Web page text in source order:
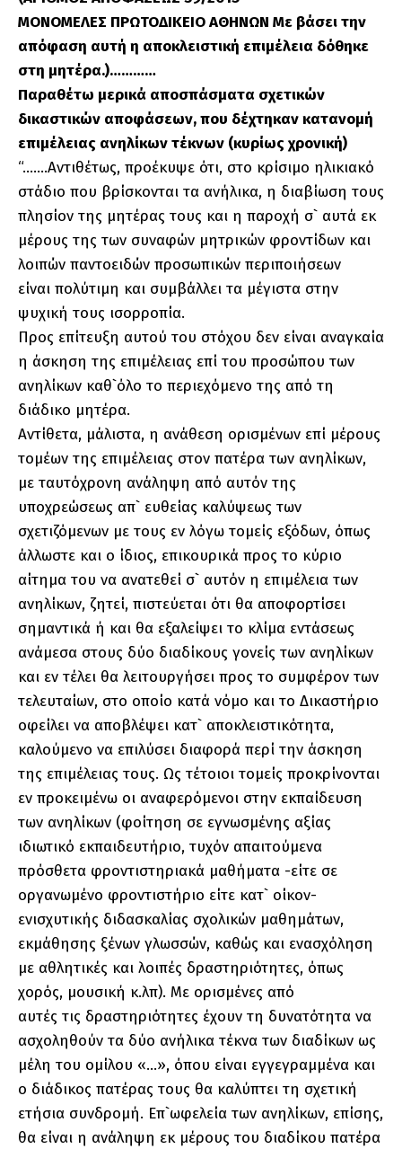
ΜΟΝΟΜΕΛΕΣ ΠΡΩΤΟΔΙΚΕΙΟ ΑΘΗΝΩΝ Με βάσει την
απόφαση αυτή η αποκλειστική επιμέλεια δόθηκε
στη μητέρα.)…………
Παραθέτω μερικά αποσπάσματα σχετικών
δικαστικών αποφάσεων, που δέχτηκαν κατανομή
επιμέλειας ανηλίκων τέκνων (κυρίως χρονική)
“…….Αντιθέτως, προέκυψε ότι, στο κρίσιμο ηλικιακό
στάδιο που βρίσκονται τα ανήλικα, η διαβίωση τους
πλησίον της μητέρας τους και η παροχή σ` αυτά εκ
μέρους της των συναφών μητρικών φροντίδων και
λοιπών παντοειδών προσωπικών περιποιήσεων
είναι πολύτιμη και συμβάλλει τα μέγιστα στην
ψυχική τους ισορροπία.
Προς επίτευξη αυτού του στόχου δεν είναι αναγκαία
η άσκηση της επιμέλειας επί του προσώπου των
ανηλίκων καθ`όλο το περιεχόμενο της από τη
διάδικο μητέρα.
Αντίθετα, μάλιστα, η ανάθεση ορισμένων επί μέρους
τομέων της επιμέλειας στον πατέρα των ανηλίκων,
με ταυτόχρονη ανάληψη από αυτόν της
υποχρεώσεως απ` ευθείας καλύψεως των
σχετιζόμενων με τους εν λόγω τομείς εξόδων, όπως
άλλωστε και ο ίδιος, επικουρικά προς το κύριο
αίτημα του να ανατεθεί σ` αυτόν η επιμέλεια των
ανηλίκων, ζητεί, πιστεύεται ότι θα αποφορτίσει
σημαντικά ή και θα εξαλείψει το κλίμα εντάσεως
ανάμεσα στους δύο διαδίκους γονείς των ανηλίκων
και εν τέλει θα λειτουργήσει προς το συμφέρον των
τελευταίων, στο οποίο κατά νόμο και το Δικαστήριο
οφείλει να αποβλέψει κατ` αποκλειστικότητα,
καλούμενο να επιλύσει διαφορά περί την άσκηση
της επιμέλειας τους. Ως τέτοιοι τομείς προκρίνονται
εν προκειμένω οι αναφερόμενοι στην εκπαίδευση
των ανηλίκων (φοίτηση σε εγνωσμένης αξίας
ιδιωτικό εκπαιδευτήριο, τυχόν απαιτούμενα
πρόσθετα φροντιστηριακά μαθήματα -είτε σε
οργανωμένο φροντιστήριο είτε κατ` οίκον-
ενισχυτικής διδασκαλίας σχολικών μαθημάτων,
εκμάθησης ξένων γλωσσών, καθώς και ενασχόληση
με αθλητικές και λοιπές δραστηριότητες, όπως
χορός, μουσική κ.λπ). Με ορισμένες από
αυτές τις δραστηριότητες έχουν τη δυνατότητα να
ασχοληθούν τα δύο ανήλικα τέκνα των διαδίκων ως
μέλη του ομίλου «…», όπου είναι εγγεγραμμένα και
ο διάδικος πατέρας τους θα καλύπτει τη σχετική
ετήσια συνδρομή. Επ`ωφελεία των ανηλίκων, επίσης,
θα είναι η ανάληψη εκ μέρους του διαδίκου πατέρα